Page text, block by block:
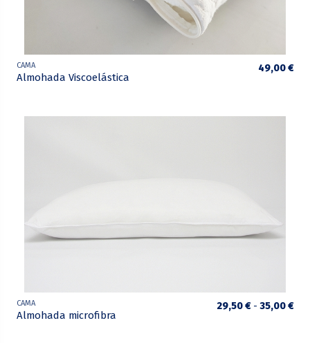
CAMA
Almohada Viscoelástica
49,00 €
CAMA
Almohada microfibra
29,50 € - 35,00 €